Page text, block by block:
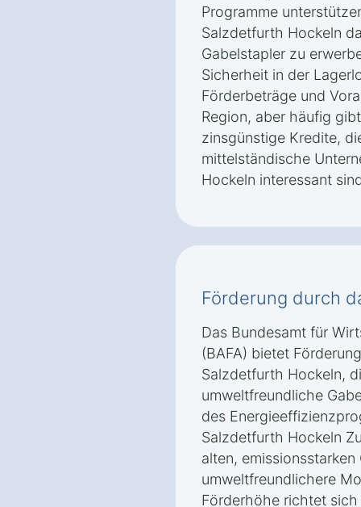
Programme
Salzdetfurth Hockeln
Gabelstapler zu
Sicherheit in der
Förderbeträge und
Region, aber häufig
zinsgünstige Kredite,
mittelständische
Hockeln interessant
Förderung durch
Das Bundesamt für
(BAFA) bietet
Salzdetfurth Hockeln,
umweltfreundliche
des
Salzdetfurth Hockeln
alten,
umweltfreundlichere
Förderhöhe richtet